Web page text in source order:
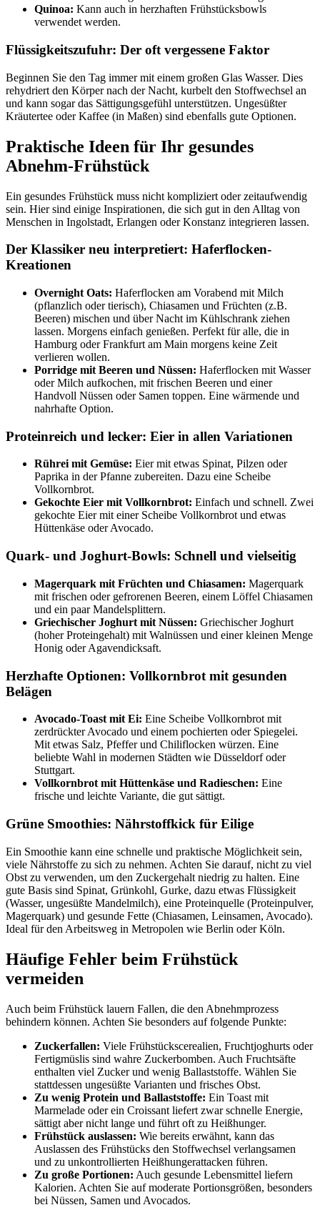
Quinoa: Kann auch in herzhaften Frühstücksbowls
verwendet werden.
Flüssigkeitszufuhr: Der oft vergessene Faktor
Beginnen Sie den Tag immer mit einem großen Glas Wasser. Dies
rehydriert den Körper nach der Nacht, kurbelt den Stoffwechsel an
und kann sogar das Sättigungsgefühl unterstützen. Ungesüßter
Kräutertee oder Kaffee (in Maßen) sind ebenfalls gute Optionen.
Praktische Ideen für Ihr gesundes
Abnehm-Frühstück
Ein gesundes Frühstück muss nicht kompliziert oder zeitaufwendig
sein. Hier sind einige Inspirationen, die sich gut in den Alltag von
Menschen in Ingolstadt, Erlangen oder Konstanz integrieren lassen.
Der Klassiker neu interpretiert: Haferflocken-
Kreationen
Overnight Oats: Haferflocken am Vorabend mit Milch
(pflanzlich oder tierisch), Chiasamen und Früchten (z.B.
Beeren) mischen und über Nacht im Kühlschrank ziehen
lassen. Morgens einfach genießen. Perfekt für alle, die in
Hamburg oder Frankfurt am Main morgens keine Zeit
verlieren wollen.
Porridge mit Beeren und Nüssen: Haferflocken mit Wasser
oder Milch aufkochen, mit frischen Beeren und einer
Handvoll Nüssen oder Samen toppen. Eine wärmende und
nahrhafte Option.
Proteinreich und lecker: Eier in allen Variationen
Rührei mit Gemüse: Eier mit etwas Spinat, Pilzen oder
Paprika in der Pfanne zubereiten. Dazu eine Scheibe
Vollkornbrot.
Gekochte Eier mit Vollkornbrot: Einfach und schnell. Zwei
gekochte Eier mit einer Scheibe Vollkornbrot und etwas
Hüttenkäse oder Avocado.
Quark- und Joghurt-Bowls: Schnell und vielseitig
Magerquark mit Früchten und Chiasamen: Magerquark
mit frischen oder gefrorenen Beeren, einem Löffel Chiasamen
und ein paar Mandelsplittern.
Griechischer Joghurt mit Nüssen: Griechischer Joghurt
(hoher Proteingehalt) mit Walnüssen und einer kleinen Menge
Honig oder Agavendicksaft.
Herzhafte Optionen: Vollkornbrot mit gesunden
Belägen
Avocado-Toast mit Ei: Eine Scheibe Vollkornbrot mit
zerdrückter Avocado und einem pochierten oder Spiegelei.
Mit etwas Salz, Pfeffer und Chiliflocken würzen. Eine
beliebte Wahl in modernen Städten wie Düsseldorf oder
Stuttgart.
Vollkornbrot mit Hüttenkäse und Radieschen: Eine
frische und leichte Variante, die gut sättigt.
Grüne Smoothies: Nährstoffkick für Eilige
Ein Smoothie kann eine schnelle und praktische Möglichkeit sein,
viele Nährstoffe zu sich zu nehmen. Achten Sie darauf, nicht zu viel
Obst zu verwenden, um den Zuckergehalt niedrig zu halten. Eine
gute Basis sind Spinat, Grünkohl, Gurke, dazu etwas Flüssigkeit
(Wasser, ungesüßte Mandelmilch), eine Proteinquelle (Proteinpulver,
Magerquark) und gesunde Fette (Chiasamen, Leinsamen, Avocado).
Ideal für den Arbeitsweg in Metropolen wie Berlin oder Köln.
Häufige Fehler beim Frühstück
vermeiden
Auch beim Frühstück lauern Fallen, die den Abnehmprozess
behindern können. Achten Sie besonders auf folgende Punkte:
Zuckerfallen: Viele Frühstückscerealien, Fruchtjoghurts oder
Fertigmüslis sind wahre Zuckerbomben. Auch Fruchtsäfte
enthalten viel Zucker und wenig Ballaststoffe. Wählen Sie
stattdessen ungesüßte Varianten und frisches Obst.
Zu wenig Protein und Ballaststoffe: Ein Toast mit
Marmelade oder ein Croissant liefert zwar schnelle Energie,
sättigt aber nicht lange und führt oft zu Heißhunger.
Frühstück auslassen: Wie bereits erwähnt, kann das
Auslassen des Frühstücks den Stoffwechsel verlangsamen
und zu unkontrollierten Heißhungerattacken führen.
Zu große Portionen: Auch gesunde Lebensmittel liefern
Kalorien. Achten Sie auf moderate Portionsgrößen, besonders
bei Nüssen, Samen und Avocados.